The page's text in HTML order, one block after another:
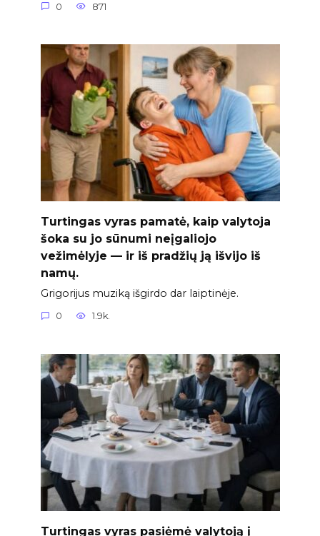
0 871
Turtingas vyras pamatė, kaip valytoja
šoka su jo sūnumi neįgaliojo
vežimėlyje — ir iš pradžių ją išvijo iš
namų.
Grigorijus muziką išgirdo dar laiptinėje.
0 1.9k.
Turtingas vyras pasiėmė valytoją į